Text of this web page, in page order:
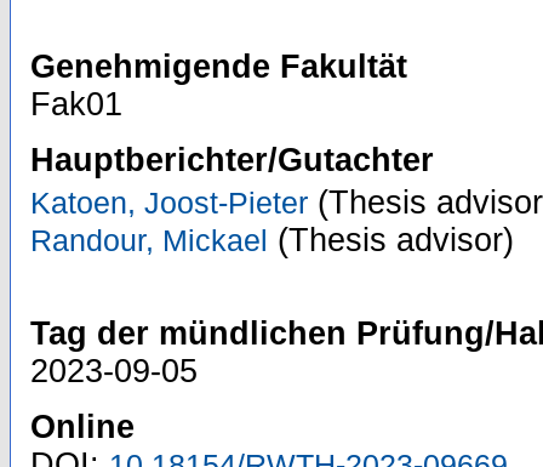
Genehmigende Fakultät
Fak01
Hauptberichter/Gutachter
Katoen, Joost-Pieter (Thesis
Randour, Mickael (Thesis advisor)
Tag der mündlichen Prüfung/
2023-09-05
Online